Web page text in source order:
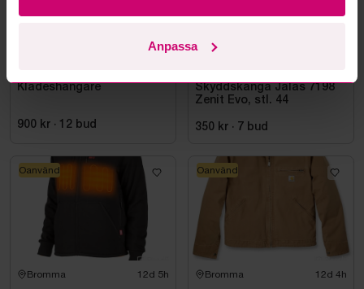
Anpassa
Klädeshängare
900 kr · 12 bud
Skyddskänga Jalas 7198
Zenit Evo, stl. 44
350 kr · 7 bud
Bromma 12d 5h
Oanvänd
Bromma 12d 4h
Oanvänd